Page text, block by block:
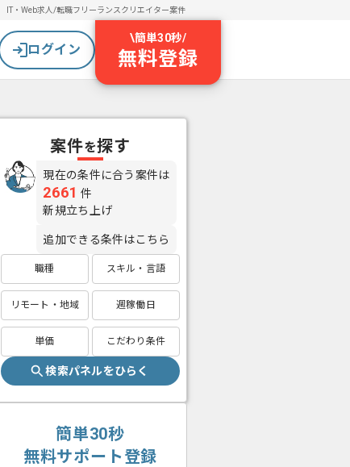
IT・Web求人/転職フリーランスクリエイター案件
ログイン
\簡単30秒/
無料登録
案件を探す
現在の条件に合う案件は
2661 件
新規立ち上げ
追加できる条件はこちら
職種 スキル・言語
リモート・地域 週稼働日
単価 こだわり条件
検索パネルをひらく
簡単30秒
無料サポート登録